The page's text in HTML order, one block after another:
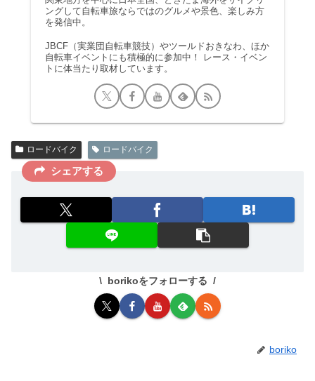
ングして自転車旅ならではのグルメや景色、楽しみ方
を発信中。
JBCF（実業団自転車競技）やツールドおきなわ、ほか
自転車イベントにも積極的に参加中！ レース・イベン
トに体当たり取材しています。
ロードバイク ロードバイク
シェアする
borikoをフォローする
boriko